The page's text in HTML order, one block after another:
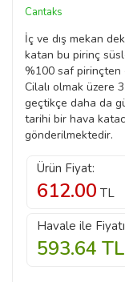
Cantaks
İç ve dış mekan
katan bu pirinç
%100 saf
Cilalı olmak üzere
geçtikçe daha da
tarihi bir hava
gönderilmektedir.
Ürün Fiyat:
612.00 TL
Havale ile
593.64 TL